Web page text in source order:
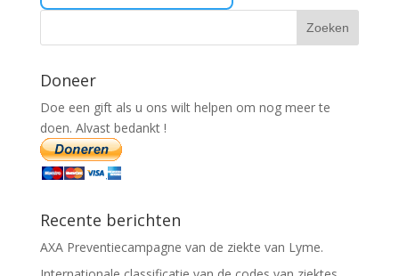
Doneer
Doe een gift als u ons wilt helpen om nog meer te
doen. Alvast bedankt !
Recente berichten
AXA Preventiecampagne van de ziekte van Lyme.